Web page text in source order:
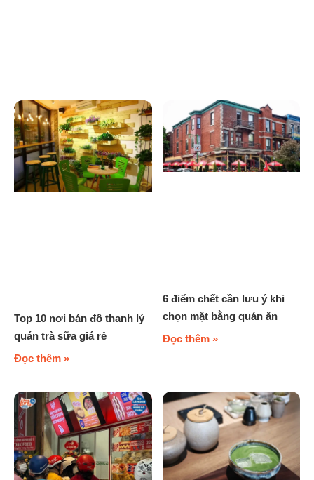
Top 10 nơi bán đồ thanh lý
quán trà sữa giá rẻ
Đọc thêm »
6 điểm chết cần lưu ý khi
chọn mặt bằng quán ăn
Đọc thêm »